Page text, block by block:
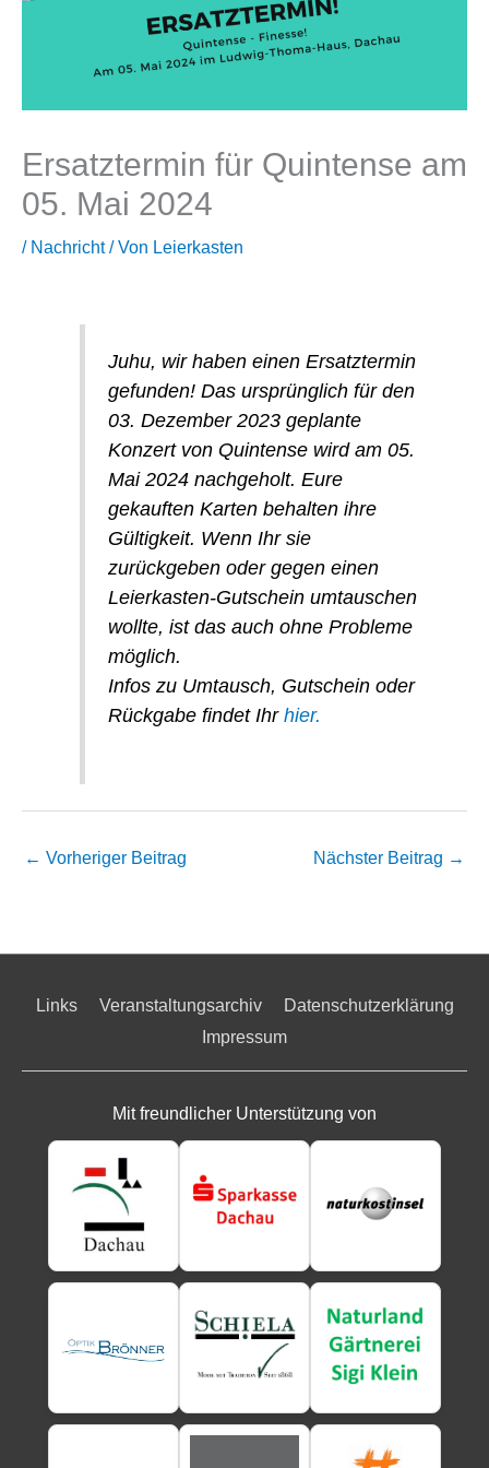
Ersatztermin für Quintense am
05. Mai 2024
/ Nachricht/ Von Leierkasten
Juhu, wir haben einen Ersatztermin
gefunden! Das ursprünglich für den
03. Dezember 2023 geplante
Konzert von Quintense wird am 05.
Mai 2024 nachgeholt. Eure
gekauften Karten behalten ihre
Gültigkeit. Wenn Ihr sie
zurückgeben oder gegen einen
Leierkasten-Gutschein umtauschen
wollte, ist das auch ohne Probleme
möglich.
Infos zu Umtausch, Gutschein oder
Rückgabe findet Ihr hier.
← Vorheriger Beitrag Nächster Beitrag →
Links Veranstaltungsarchiv
Datenschutzerklärung
Impressum
Mit freundlicher Unterstützung von